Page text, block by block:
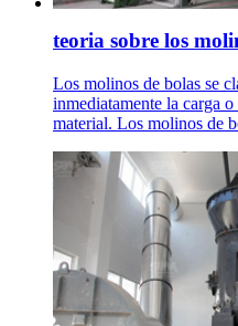
teoria sobre los
Los molinos de bolas se
inmediatamente la carga
material. Los molinos de